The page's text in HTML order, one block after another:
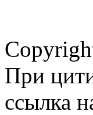
При
ссылка